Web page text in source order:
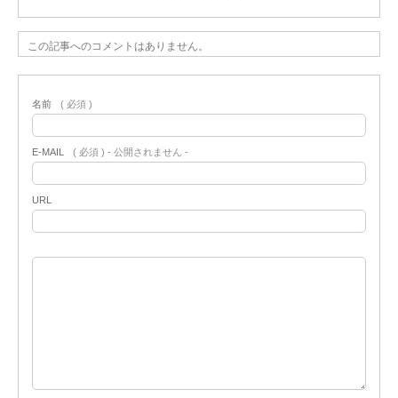
この記事へのコメントはありません。
名前 ( 必須 )
E-MAIL ( 必須 ) - 公開されません -
URL